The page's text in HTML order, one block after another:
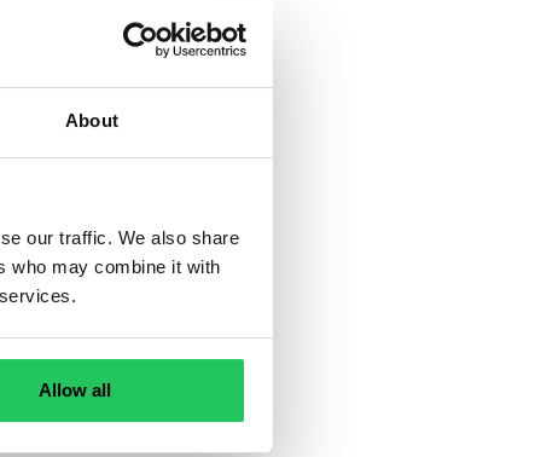
About
our traffic. We also share
who may combine it with
Allow all